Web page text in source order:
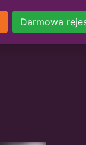
Darmowa